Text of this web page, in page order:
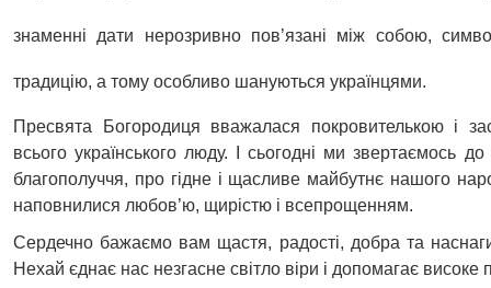
знаменні дати нерозривно пов’язані між собою,
традицію, а тому особливо шануються українцями.
Пресвята Богородиця вважалася покровителькою і
всього українського люду. І сьогодні ми звертаємось
благополуччя, про гідне і щасливе майбутнє нашого
наповнилися любов’ю, щирістю і всепрощенням.
Сердечно бажаємо вам щастя, радості, добра та
Нехай єднає нас незгасне світло віри і допомагає